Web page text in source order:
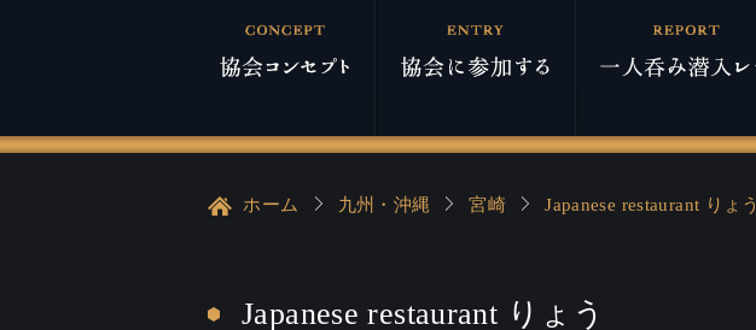
ホーム 九州・沖縄 宮崎 Japanese restaurant りょう
Japanese restaurant りょう